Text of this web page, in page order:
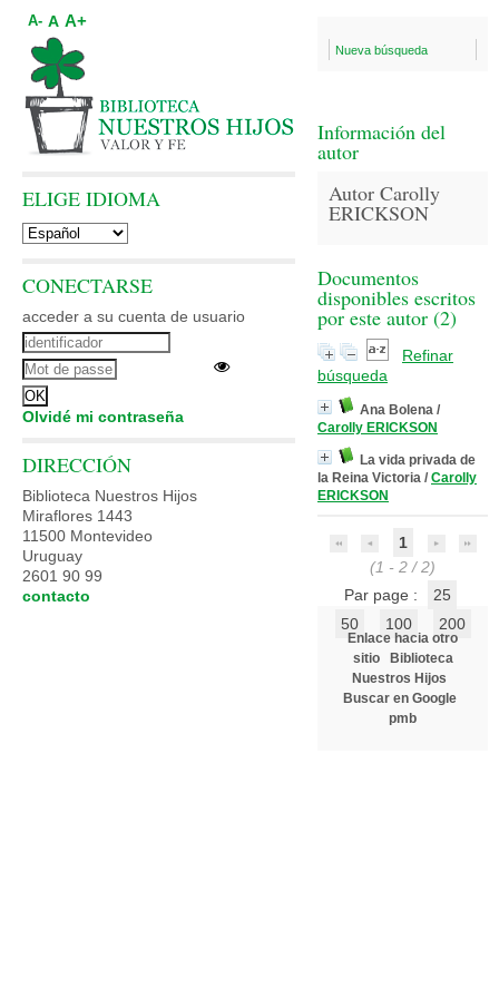
Nueva búsqueda
Información del
autor
Autor Carolly
ERICKSON
Documentos
disponibles escritos
por este autor (2)
Refinar
búsqueda
Ana Bolena /
Carolly ERICKSON
La vida privada de
la Reina Victoria / Carolly
ERICKSON
1
(1 - 2 / 2)
Par page :
25
50
100 200
Enlace hacia otro
sitio
Biblioteca
Nuestros Hijos
Buscar en Google
pmb
A- A A+
ELIGE IDIOMA
CONECTARSE
acceder a su cuenta de usuario
Olvidé mi contraseña
DIRECCIÓN
Biblioteca Nuestros Hijos
Miraflores 1443
11500 Montevideo
Uruguay
2601 90 99
contacto